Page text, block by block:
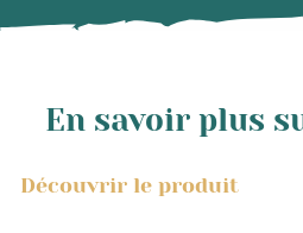
En savoir plus
Découvrir le produit